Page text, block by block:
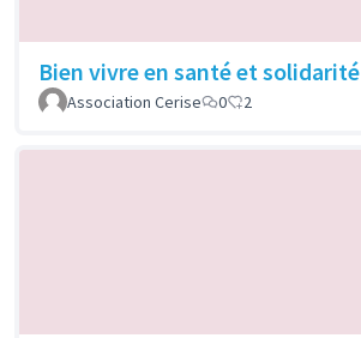
Bien vivre en santé et solidarité
Association Cerise
0 2